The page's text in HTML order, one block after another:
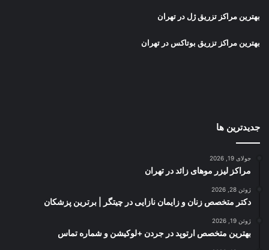
بهترین مراکز تزریق ژل در تهران
بهترین مراکز تزریق بوتاکس در تهران
جدیدترین ها
جولای 19, 2026
مراکز لیزر موهای زائد در تهران
ژوئن 28, 2026
دکتر متخصص زنان و زایمان نازایی در چیتگر | برترین پزشکان
ژوئن 19, 2026
بهترین متخصص ارتوپد در جردن +لوکیشن و شماره تماس